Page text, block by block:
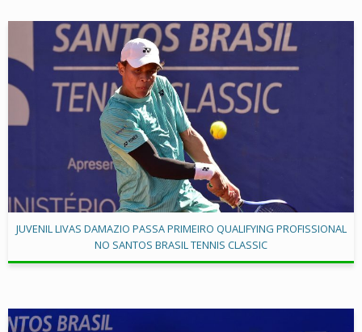
JUVENIL LIVAS DAMAZIO PASSA PRIMEIRO QUALIFYING PROFISSIONAL
NO SANTOS BRASIL TENNIS CLASSIC